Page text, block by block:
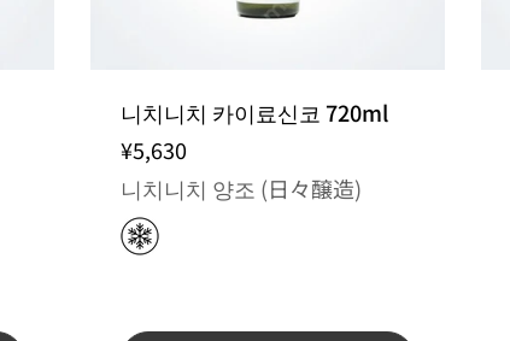
니치니치 카이료신코 720ml
¥5,630
니치니치 양조 (日々醸造)